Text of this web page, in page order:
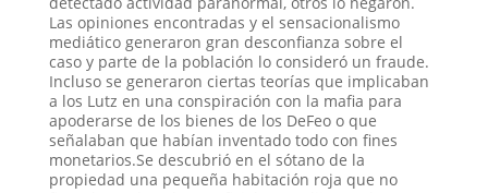
Las opiniones encontradas y el sensacionalismo
mediático generaron gran desconfianza sobre el
caso y parte de la población lo consideró un fraude.
Incluso se generaron ciertas teorías que implicaban
a los Lutz en una conspiración con la mafia para
apoderarse de los bienes de los DeFeo o que
señalaban que habían inventado todo con fines
monetarios.Se descubrió en el sótano de la
propiedad una pequeña habitación roja que no